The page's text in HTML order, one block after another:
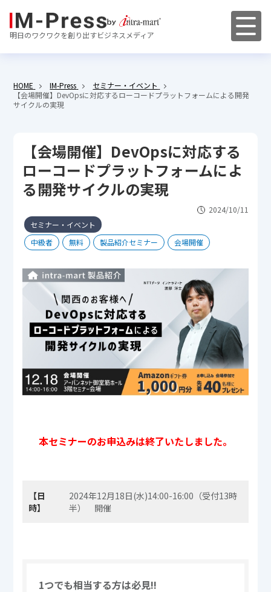
明日のワクワクを創り出すビジネスメディア
HOME IM-Press
セミナー・イベント
【会場開催】DevOpsに対応するローコードプラットフォームによる開発
サイクルの実現
【会場開催】DevOpsに対応する
ローコードプラットフォームによ
る開発サイクルの実現
2024/10/11
セミナー・イベント
中級者
無料 製品紹介セミナー 会場開催
本セミナーのお申込みは終了いたしました。
【日
時】
2024年12月18日(水)14:00-16:00（受付13時
半） 開催
1つでも相当する方は必見!!